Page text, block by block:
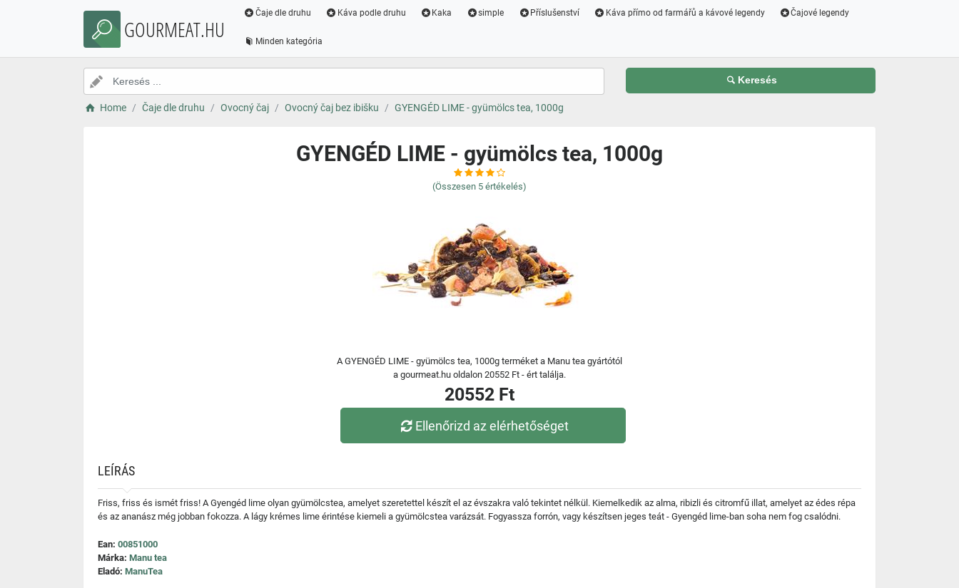
GOURMEAT.HU
Čaje dle druhu Káva podle druhu Kaka simple Příslušenství Káva přímo od farmářů a kávové legendy Čajové legendy
Minden kategória
Keresés
Home Čaje dle druhu Ovocný čaj Ovocný čaj bez ibišku GYENGÉD LIME - gyümölcs tea, 1000g
GYENGÉD LIME - gyümölcs tea, 1000g
(Összesen 5 értékelés)
A GYENGÉD LIME - gyümölcs tea, 1000g terméket a Manu tea gyártótól
a gourmeat.hu oldalon 20552 Ft - ért találja.
20552 Ft
Ellenőrizd az elérhetőséget
LEÍRÁS
Friss, friss és ismét friss! A Gyengéd lime olyan gyümölcstea, amelyet szeretettel készít el az évszakra való tekintet nélkül. Kiemelkedik az alma, ribizli és citromfű illat, amelyet az édes répa
és az ananász még jobban fokozza. A lágy krémes lime érintése kiemeli a gyümölcstea varázsát. Fogyassza forrón, vagy készítsen jeges teát - Gyengéd lime-ban soha nem fog csalódni.
Ean: 00851000
Márka: Manu tea
Eladó: ManuTea